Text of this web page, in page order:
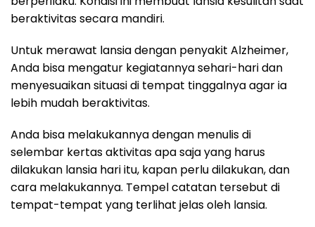
beraktivitas secara mandiri.
Untuk merawat lansia dengan penyakit Alzheimer,
Anda bisa mengatur kegiatannya sehari-hari dan
menyesuaikan situasi di tempat tinggalnya agar ia
lebih mudah beraktivitas.
Anda bisa melakukannya dengan menulis di
selembar kertas aktivitas apa saja yang harus
dilakukan lansia hari itu, kapan perlu dilakukan, dan
cara melakukannya. Tempel catatan tersebut di
tempat-tempat yang terlihat jelas oleh lansia.